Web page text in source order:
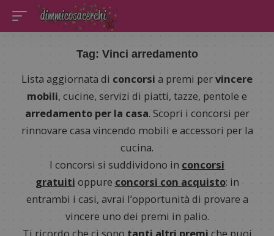
Tag: Vinci arredamento
Lista aggiornata di concorsi a premi pervincere
mobili, cucine, servizi di piatti, tazze, pentole e
arredamento per la casa. Scopri i concorsi per
rinnovare casa vincendo mobili e accessori per la
cucina.
I concorsi si suddividono in concorsi
gratuiti oppure concorsi con acquisto: in
entrambi i casi, avrai l’opportunità di provare a
vincere uno dei premi in palio.